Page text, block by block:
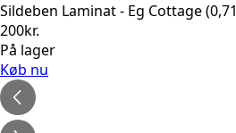
Sildeben Laminat - Eg Cottage
200kr.
På lager
Køb nu